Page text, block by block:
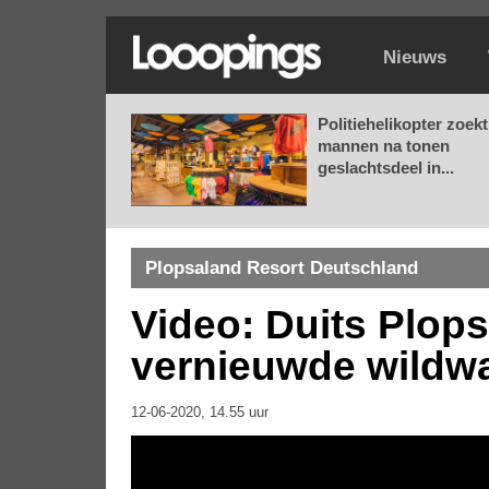
Nieuws
Politiehelikopter zoekt
mannen na tonen
geslachtsdeel in...
Plopsaland Resort Deutschland
Video: Duits
vernieuwde
12-06-2020, 14.55 uur